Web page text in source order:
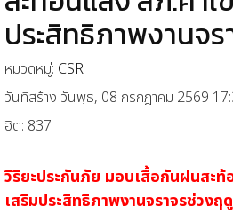
ประสิทธิภาพงานจ
หมวดหมู่: CSR
วันที่สร้าง วันพุธ, 08 กรกฎาคม 2569
ฮิต: 837
วิริยะประกันภัย มอบเสื้อกันฝนสะ
เสริมประสิทธิภาพงานจราจรช่วงฤ